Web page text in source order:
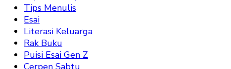
Tips Menulis
Esai
Literasi Keluarga
Rak Buku
Puisi Esai Gen Z
Cerpen Sabtu